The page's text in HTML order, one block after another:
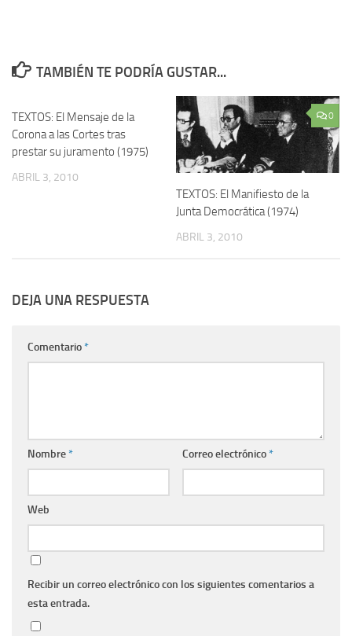
TAMBIÉN TE PODRÍA GUSTAR...
TEXTOS: El Mensaje de la
Corona a las Cortes tras
prestar su juramento (1975)
ABRIL 3, 2010
0
TEXTOS: El Manifiesto de la
Junta Democrática (1974)
ABRIL 3, 2010
DEJA UNA RESPUESTA
Comentario*
Nombre* Correo electrónico*
Web
Recibir un correo electrónico con los siguientes comentarios a
esta entrada.